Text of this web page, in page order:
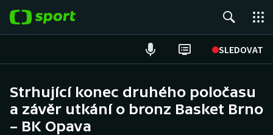
SLEDOVAT
Hokej
Strhující konec druhého poločasu
a závěr utkání o bronz Basket Brno
– BK Opava